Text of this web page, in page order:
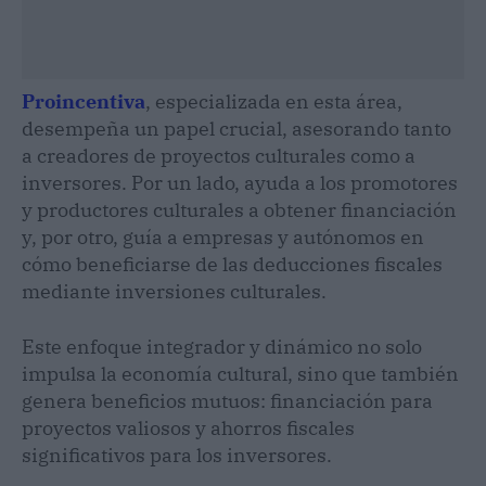
Proincentiva, especializada en esta área,
desempeña un papel crucial, asesorando tanto
a creadores de proyectos culturales como a
inversores. Por un lado, ayuda a los promotores
y productores culturales a obtener financiación
y, por otro, guía a empresas y autónomos en
cómo beneficiarse de las deducciones fiscales
mediante inversiones culturales.
Este enfoque integrador y dinámico no solo
impulsa la economía cultural, sino que también
genera beneficios mutuos: financiación para
proyectos valiosos y ahorros fiscales
significativos para los inversores.